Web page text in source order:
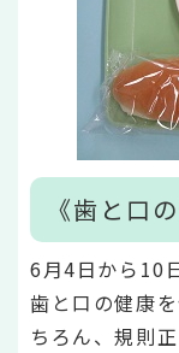
《歯と口
6月4日から10
歯と口の健康
ちろん、規則